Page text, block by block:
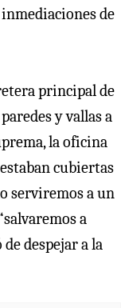
de
principal de
y vallas a
la oficina
cubiertas
serviremos a un
a
despejar a la